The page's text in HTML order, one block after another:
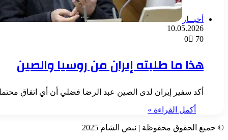
أخبــار
10.05.2026
0
70
هذا ما طلبته إيران من روسيا والصين
أكد سفير إيران لدى الصين عبد الرضا فضلي أن أي اتفاق
أكمل القراءة »
© جميع الحقوق محفوظة | نبض الشام 2025